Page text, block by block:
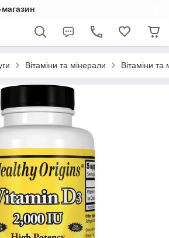
Вітаміни та мінерали Вітаміни